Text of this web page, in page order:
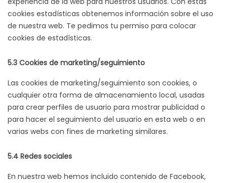
cookies estadísticas obtenemos información sobre el uso
de nuestra web. Te pedimos tu permiso para colocar
cookies de estadísticas.
5.3 Cookies de marketing/seguimiento
Las cookies de marketing/seguimiento son cookies, o
cualquier otra forma de almacenamiento local, usadas
para crear perfiles de usuario para mostrar publicidad o
para hacer el seguimiento del usuario en esta web o en
varias webs con fines de marketing similares.
5.4 Redes sociales
En nuestra web hemos incluido contenido de Facebook,